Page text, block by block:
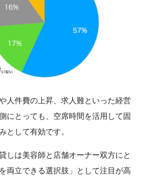
人件費の上昇、求人難といった経営
にとっても、空席時間を活用して固
として有効です。
しは美容師と店舗オーナー双方にと
両立できる選択肢」として注目が高